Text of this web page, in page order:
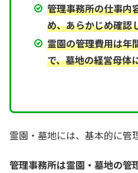
管理事務所の仕事内
め、あらかじめ確認
霊園の管理費用は年
で、墓地の経営母体
霊園・墓地には、基本的に管
管理事務所は霊園・墓地の管